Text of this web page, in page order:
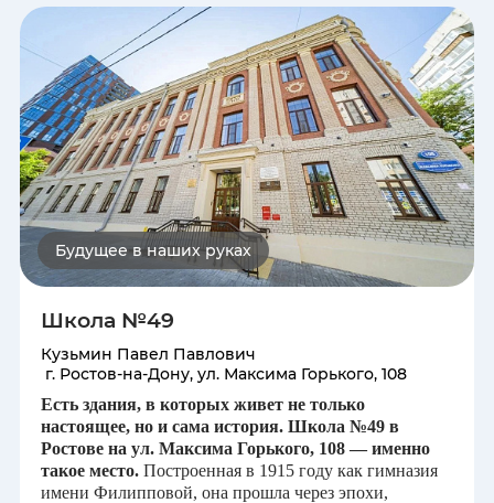
Луганская Народная Республика
Республика Марий Эл
Республика Мордовия
Москва
Нижегородская область
Новосибирская область
Оренбургская область
Орловская область
Будущее в наших руках
Школа №49
Кузьмин Павел Павлович
г. Ростов-на-Дону, ул. Максима Горького, 108
Есть здания, в которых живет не только
настоящее, но и сама история. Школа №49 в
Ростове на ул. Максима Горького, 108 — именно
такое место. Построенная в 1915 году как гимназия
имени Филипповой, она прошла через эпохи,